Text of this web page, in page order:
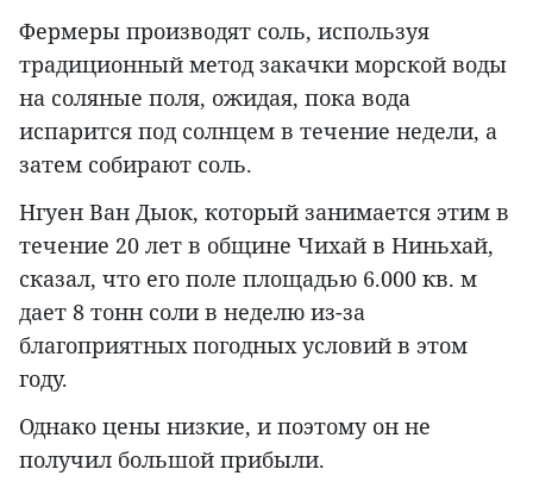
Фермеры производят соль, используя
традиционный метод закачки морской воды
на соляные поля, ожидая, пока вода
испарится под солнцем в течение недели, а
затем собирают соль.
Нгуен Ван Дыок, который занимается этим в
течение 20 лет в общине Чихай в Ниньхай,
сказал, что его поле площадью 6.000 кв. м
дает 8 тонн соли в неделю из-за
благоприятных погодных условий в этом
году.
Однако цены низкие, и поэтому он не
получил большой прибыли.